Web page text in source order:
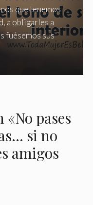
que tenemos
a obligarles a
fuésemos sus
pases
si no
amigos